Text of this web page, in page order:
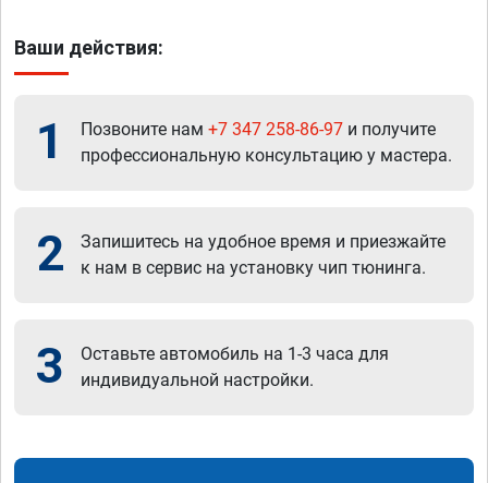
Ваши действия:
1 Позвоните нам +7 347 258-86-97 и получите
профессиональную консультацию у мастера.
2
Запишитесь на удобное время и приезжайте
к нам в сервис на установку чип тюнинга.
3
Оставьте автомобиль на 1-3 часа для
индивидуальной настройки.